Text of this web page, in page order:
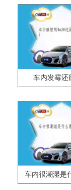
车内发霉还
车内很潮湿是